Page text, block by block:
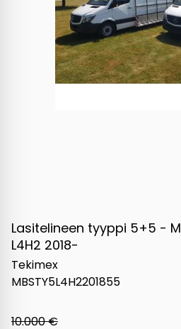
Lasitelineen tyyppi 5+5 -
L4H2 2018-
Tekimex
MBSTY5L4H2201855
10.000 €